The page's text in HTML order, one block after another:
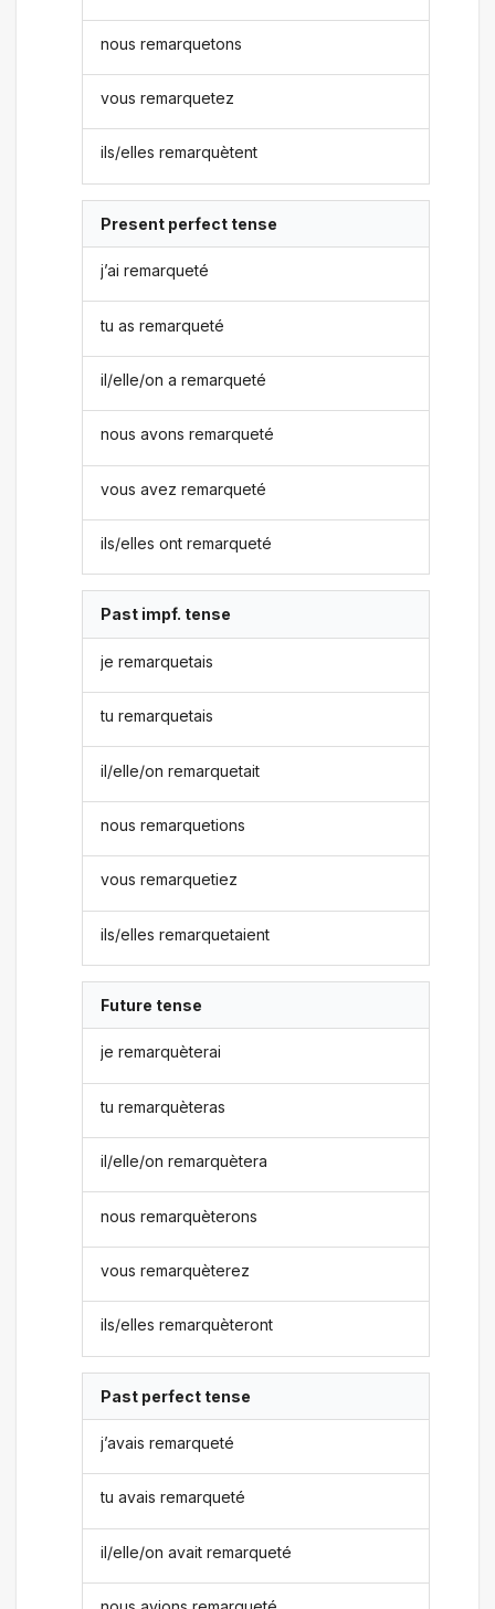
nous remarquetons
vous remarquetez
ils/elles remarquètent
Present perfect tense
j’ai remarqueté
tu as remarqueté
il/elle/on a remarqueté
nous avons remarqueté
vous avez remarqueté
ils/elles ont remarqueté
Past impf. tense
je remarquetais
tu remarquetais
il/elle/on remarquetait
nous remarquetions
vous remarquetiez
ils/elles remarquetaient
Future tense
je remarquèterai
tu remarquèteras
il/elle/on remarquètera
nous remarquèterons
vous remarquèterez
ils/elles remarquèteront
Past perfect tense
j’avais remarqueté
tu avais remarqueté
il/elle/on avait remarqueté